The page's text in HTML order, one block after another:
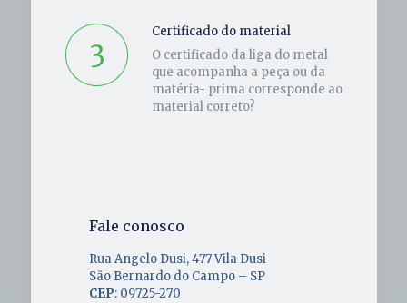
Certificado do material
O certificado da liga do metal
que acompanha a peça ou da
matéria- prima corresponde ao
material correto?
Fale conosco
Rua Angelo Dusi, 477 Vila Dusi
São Bernardo do Campo – SP
CEP: 09725-270